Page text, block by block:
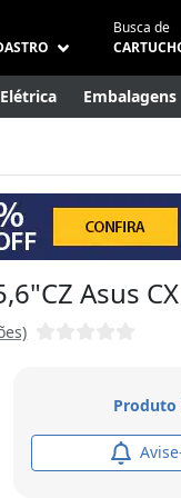
Busca de
Elétrica Embalagens
Asus